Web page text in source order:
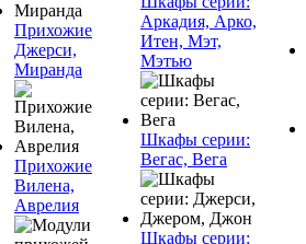
Прихожие
Джерси,
Миранда
Прихожие
Вилена,
Аврелия
Аркадия, Арко,
Итен, Мэт,
Мэтью
Шкафы серии:
Вегас, Вега
Шкафы серии: